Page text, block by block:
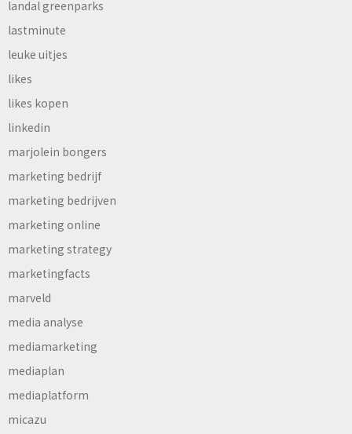
landal greenparks
lastminute
leuke uitjes
likes
likes kopen
linkedin
marjolein bongers
marketing bedrijf
marketing bedrijven
marketing online
marketing strategy
marketingfacts
marveld
media analyse
mediamarketing
mediaplan
mediaplatform
micazu